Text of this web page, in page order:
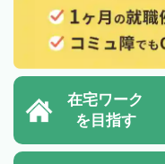
在宅ワーク
を目指す